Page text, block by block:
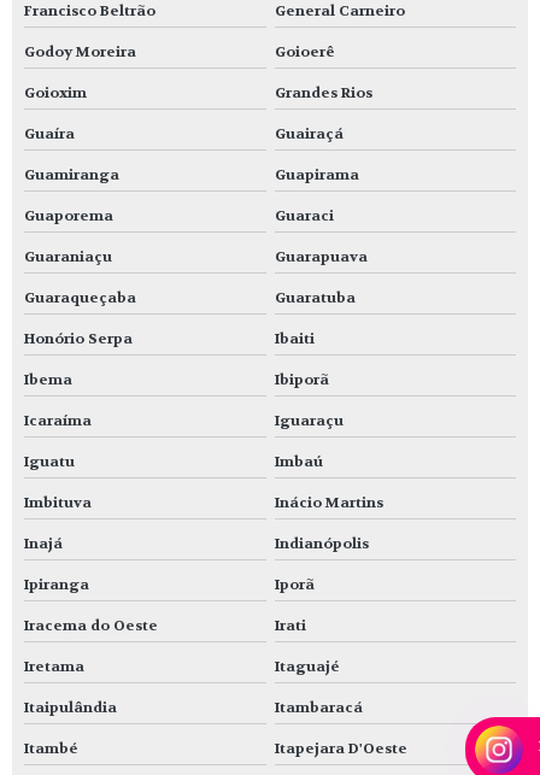
Francisco Beltrão General Carneiro
Godoy Moreira Goioerê
Goioxim Grandes Rios
Guaíra Guairaçá
Guamiranga Guapirama
Guaporema Guaraci
Guaraniaçu Guarapuava
Guaraqueçaba Guaratuba
Honório Serpa Ibaiti
Ibema Ibiporã
Icaraíma Iguaraçu
Iguatu Imbaú
Imbituva Inácio Martins
Inajá Indianópolis
Ipiranga Iporã
Iracema do Oeste Irati
Iretama Itaguajé
Itaipulândia Itambaracá
Itambé Itapejara D'Oeste